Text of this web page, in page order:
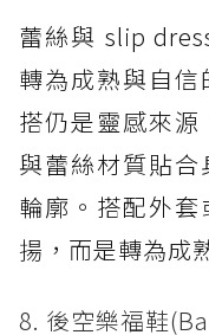
蕾絲與 slip
轉為成熟與自
搭仍是靈感來
與蕾絲材質貼
輪廓。搭配外
揚，而是轉為成
8. 後空樂福鞋